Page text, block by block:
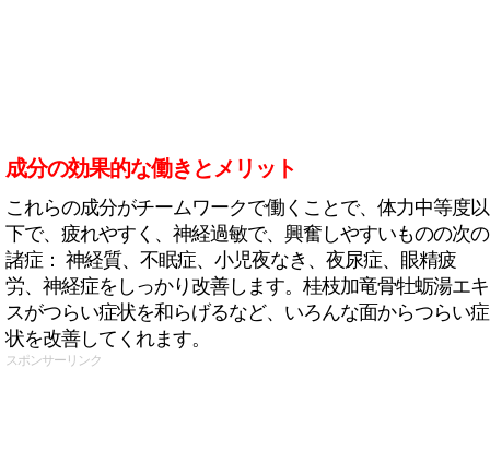
成分の効果的な働きとメリット
これらの成分がチームワークで働くことで、体力中等度以
下で、疲れやすく、神経過敏で、興奮しやすいものの次の
諸症： 神経質、不眠症、小児夜なき、夜尿症、眼精疲
労、神経症をしっかり改善します。桂枝加竜骨牡蛎湯エキ
スがつらい症状を和らげるなど、いろんな面からつらい症
状を改善してくれます。
スポンサーリンク